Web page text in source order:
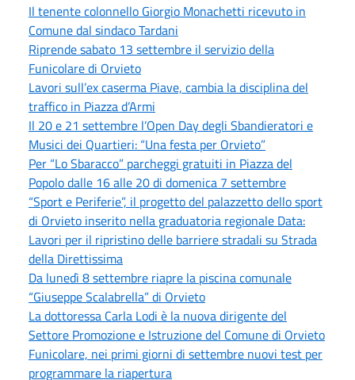
Il tenente colonnello Giorgio Monachetti ricevuto in
Comune dal sindaco Tardani
Riprende sabato 13 settembre il servizio della
Funicolare di Orvieto
Lavori sull’ex caserma Piave, cambia la disciplina del
traffico in Piazza d’Armi
Il 20 e 21 settembre l’Open Day degli Sbandieratori e
Musici dei Quartieri: “Una festa per Orvieto”
Per “Lo Sbaracco” parcheggi gratuiti in Piazza del
Popolo dalle 16 alle 20 di domenica 7 settembre
“Sport e Periferie”, il progetto del palazzetto dello sport
di Orvieto inserito nella graduatoria regionale Data:
Lavori per il ripristino delle barriere stradali su Strada
della Direttissima
Da lunedì 8 settembre riapre la piscina comunale
“Giuseppe Scalabrella” di Orvieto
La dottoressa Carla Lodi è la nuova dirigente del
Settore Promozione e Istruzione del Comune di Orvieto
Funicolare, nei primi giorni di settembre nuovi test per
programmare la riapertura